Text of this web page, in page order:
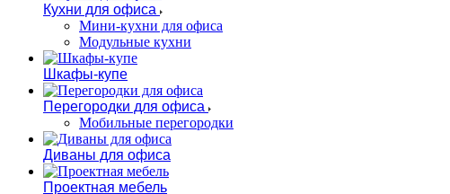
Кухни для офиса
Мини-кухни для офиса
Модульные кухни
Шкафы-купе
Перегородки для офиса
Мобильные перегородки
Диваны для офиса
Проектная мебель